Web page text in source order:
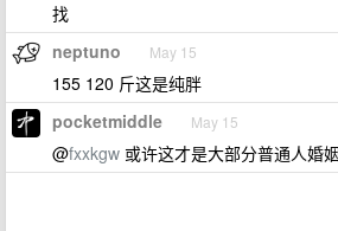
找
neptuno May 15
155 120 斤这是纯胖
pocketmiddle May 15
@fxxkgw 或许这才是大部分普通人婚